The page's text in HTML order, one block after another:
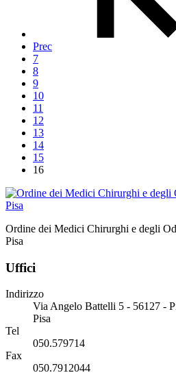
Prec
7
8
9
10
11
12
13
14
15
16
Ordine dei Medici Chirurghi e degli
Pisa
Uffici
Indirizzo
Via Angelo Battelli 5 - 56127 -
Pisa
Tel
050.579714
Fax
050.7912044